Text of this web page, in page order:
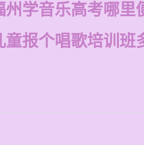
州学音乐高考哪里
童报个唱歌培训班